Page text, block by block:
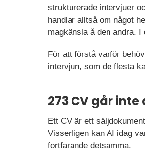
strukturerade intervjuer
handlar alltså om något
magkänsla å den andra.
För att förstå varför
intervjun, som de flesta
273 CV går
Ett CV är ett
Visserligen kan AI idag
fortfarande detsamma.